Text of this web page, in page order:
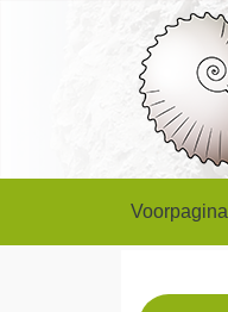
Voorpagina